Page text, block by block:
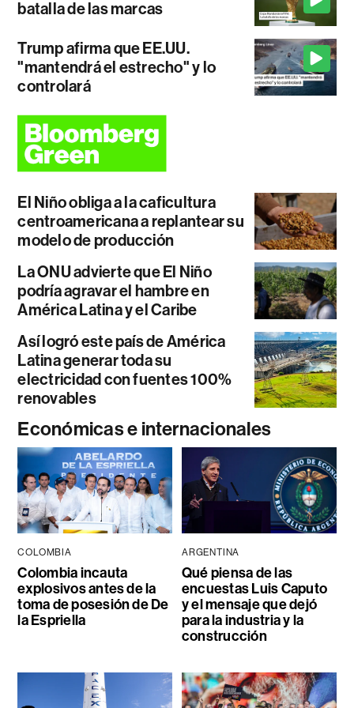
batalla de las marcas
Trump afirma que EE.UU.
"mantendrá el estrecho" y lo
controlará
El Niño obliga a la caficultura
centroamericana a replantear su
modelo de producción
La ONU advierte que El Niño
podría agravar el hambre en
América Latina y el Caribe
Así logró este país de América
Latina generar toda su
electricidad con fuentes 100%
renovables
Económicas e internacionales
COLOMBIA
Colombia incauta
explosivos antes de la
toma de posesión de De
la Espriella
ARGENTINA
Qué piensa de las
encuestas Luis Caputo
y el mensaje que dejó
para la industria y la
construcción